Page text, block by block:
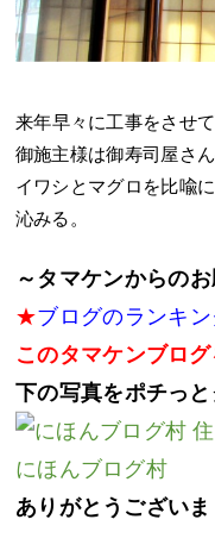
来年早々に工事をさせ
御施主様は御寿司屋さん
イワシとマグロを比喩
沁みる。
～タマケンからのお
★ブログのランキ
このタマケンブロ
下の写真をポチっと
にほんブログ村
ありがとうござい